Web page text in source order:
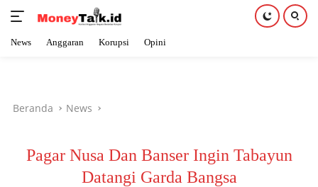
News Anggaran Korupsi Opini
Beranda News
Pagar Nusa Dan Banser Ingin Tabayun
Datangi Garda Bangsa